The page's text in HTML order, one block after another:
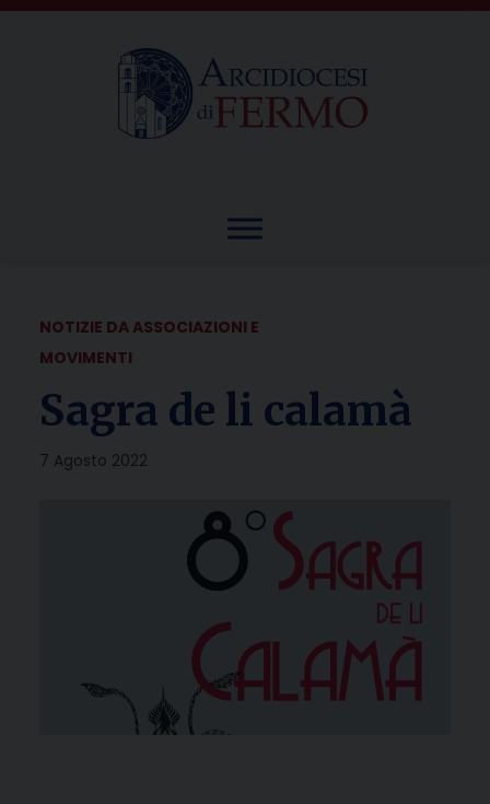
Skip
NOTIZIE DA ASSOCIAZIONI E
MOVIMENTI
Sagra de li calamà
7 Agosto 2022